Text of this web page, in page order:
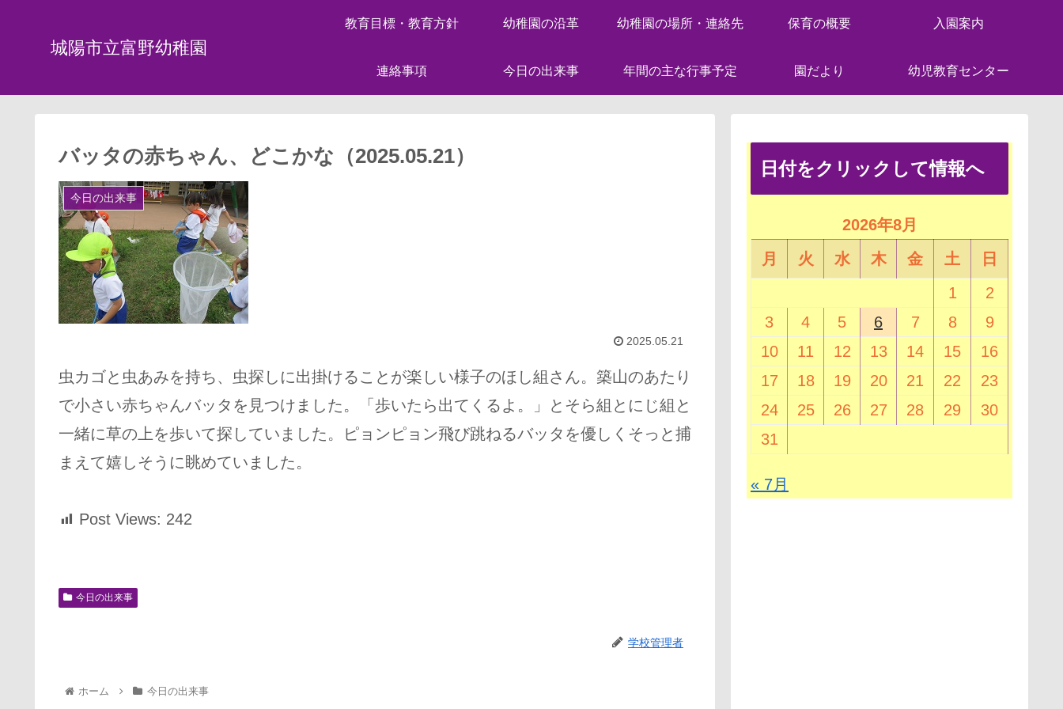
城陽市立富野幼稚園
教育目標・教育方針 幼稚園の沿革 幼稚園の場所・連絡先 保育の概要 入園案内
連絡事項 今日の出来事 年間の主な行事予定 園だより 幼児教育センター
バッタの赤ちゃん、どこかな（2025.05.21）
今日の出来事
2025.05.21
虫カゴと虫あみを持ち、虫探しに出掛けることが楽しい様子のほし組さん。築山のあたり
で小さい赤ちゃんバッタを見つけました。「歩いたら出てくるよ。」とそら組とにじ組と
一緒に草の上を歩いて探していました。ピョンピョン飛び跳ねるバッタを優しくそっと捕
まえて嬉しそうに眺めていました。
Post Views: 242
今日の出来事
学校管理者
ホーム 今日の出来事
日付をクリックして情報へ
2026年8月
月
火 水 木 金 土
日
1
2
3
4 5 6 7 8
9
10
11 12 13 14 15
16
17
18 19 20 21 22
23
24
25 26 27 28 29
30
31
« 7月